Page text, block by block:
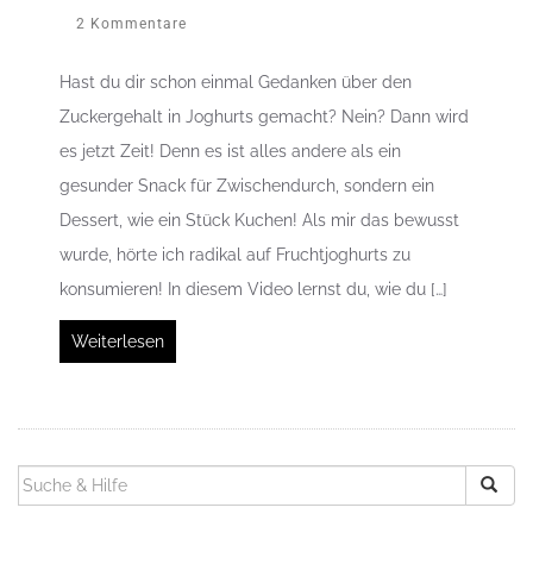
2 Kommentare
Hast du dir schon einmal Gedanken über den
Zuckergehalt in Joghurts gemacht? Nein? Dann wird
es jetzt Zeit! Denn es ist alles andere als ein
gesunder Snack für Zwischendurch, sondern ein
Dessert, wie ein Stück Kuchen! Als mir das bewusst
wurde, hörte ich radikal auf Fruchtjoghurts zu
konsumieren! In diesem Video lernst du, wie du […]
Weiterlesen
SUCHEN
NACH: